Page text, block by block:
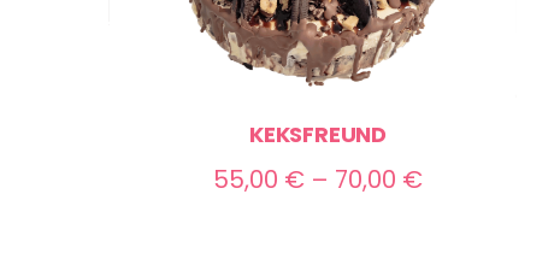
KEKSFREUND
55,00 € – 70,00 €Preisspanne: